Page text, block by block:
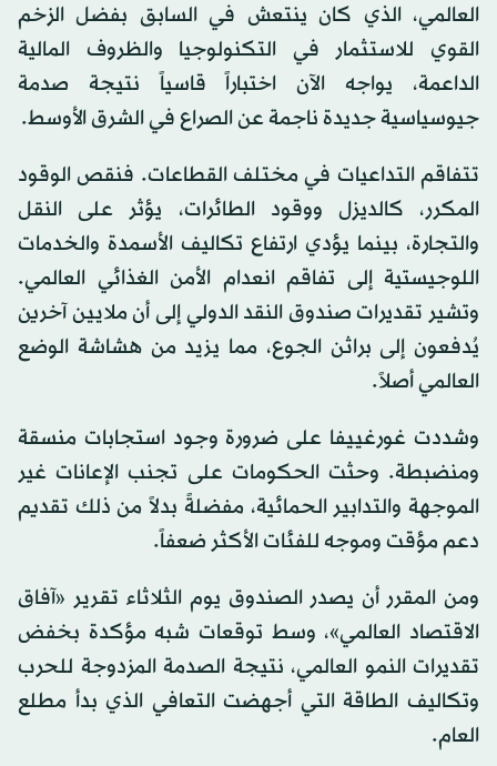
العالمي، الذي كان ينتعش في السابق بفضل الزخم
القوي للاستثمار في التكنولوجيا والظروف المالية
الداعمة، يواجه الآن اختباراً قاسياً نتيجة صدمة
جيوسياسية جديدة ناجمة عن الصراع في الشرق الأوسط.
تتفاقم التداعيات في مختلف القطاعات. فنقص الوقود
المكرر، كالديزل ووقود الطائرات، يؤثر على النقل
والتجارة، بينما يؤدي ارتفاع تكاليف الأسمدة والخدمات
اللوجيستية إلى تفاقم انعدام الأمن الغذائي العالمي.
وتشير تقديرات صندوق النقد الدولي إلى أن ملايين آخرين
يُدفعون إلى براثن الجوع، مما يزيد من هشاشة الوضع
العالمي أصلاً.
وشددت غورغييفا على ضرورة وجود استجابات منسقة
ومنضبطة. وحثت الحكومات على تجنب الإعانات غير
الموجهة والتدابير الحمائية، مفضلةً بدلاً من ذلك تقديم
دعم مؤقت وموجه للفئات الأكثر ضعفاً.
ومن المقرر أن يصدر الصندوق يوم الثلاثاء تقرير «آفاق
الاقتصاد العالمي»، وسط توقعات شبه مؤكدة بخفض
تقديرات النمو العالمي، نتيجة الصدمة المزدوجة للحرب
وتكاليف الطاقة التي أجهضت التعافي الذي بدأ مطلع
العام.